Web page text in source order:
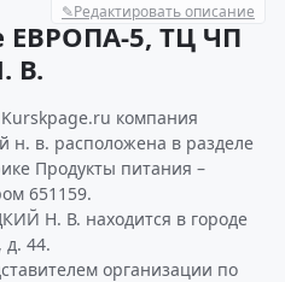
✎Редактировать описание
5, ТЦ ЧП
В.
компания
н. в. расположена в разделе
Продукты питания –
651159.
Н. В. находится в городе
д. 44.
организации по